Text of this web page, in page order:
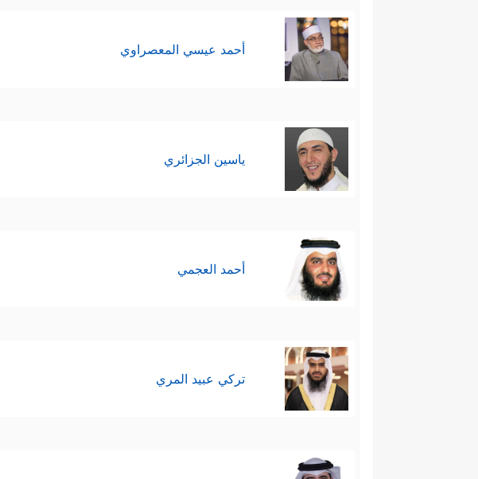
أحمد عيسي المعصراوي
ياسين الجزائري
أحمد العجمي
تركي عبيد المري